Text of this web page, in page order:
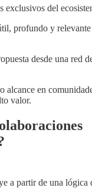
exclusivos del
profundo y relevante
desde una red
alcance en
valor.
a partir de una lógica